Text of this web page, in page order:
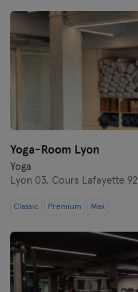
Yoga-Room Lyon
Yoga
Lyon 03, Cours Lafayette 92
Classic Premium Max
Marseille
Montpellier
Rennes